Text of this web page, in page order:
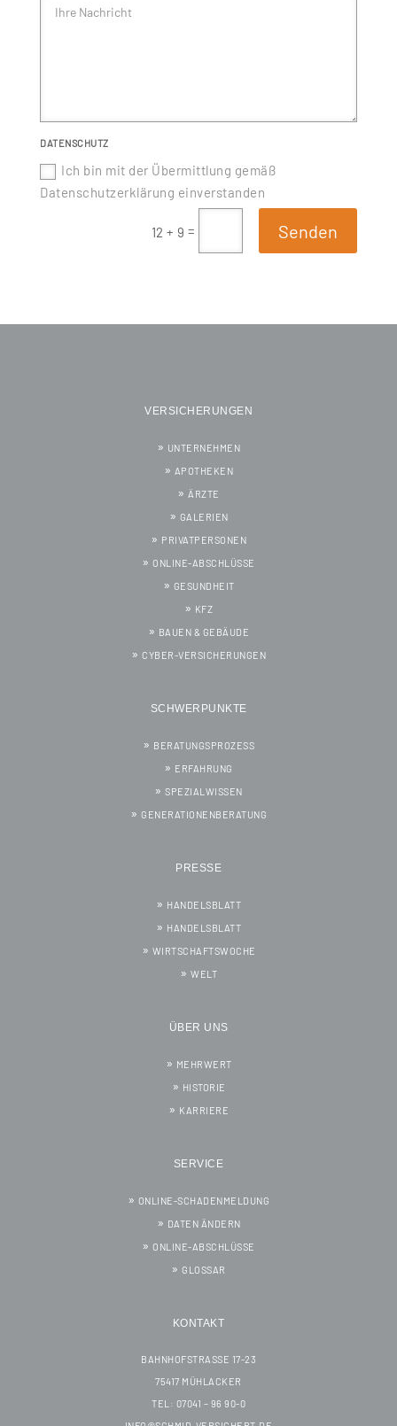
DATENSCHUTZ
Ich bin mit der Übermittlung gemäß
Datenschutzerklärung einverstanden
12 + 9 = Senden
VERSICHERUNGEN
UNTERNEHMEN
APOTHEKEN
ÄRZTE
GALERIEN
PRIVATPERSONEN
ONLINE-ABSCHLÜSSE
GESUNDHEIT
KFZ
BAUEN & GEBÄUDE
CYBER-VERSICHERUNGEN
SCHWERPUNKTE
BERATUNGSPROZESS
ERFAHRUNG
SPEZIALWISSEN
GENERATIONENBERATUNG
PRESSE
HANDELSBLATT
HANDELSBLATT
WIRTSCHAFTSWOCHE
WELT
ÜBER UNS
MEHRWERT
HISTORIE
KARRIERE
SERVICE
ONLINE-SCHADENMELDUNG
DATEN ÄNDERN
ONLINE-ABSCHLÜSSE
GLOSSAR
KONTAKT
BAHNHOFSTRASSE 17-23
75417 MÜHLACKER
TEL: 07041 – 96 90-0